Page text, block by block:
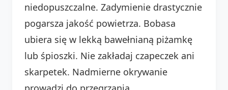
niedopuszczalne. Zadymienie drastycznie
pogarsza jakość powietrza. Bobasa
ubiera się w lekką bawełnianą piżamkę
lub śpioszki. Nie zakładaj czapeczek ani
skarpetek. Nadmierne okrywanie